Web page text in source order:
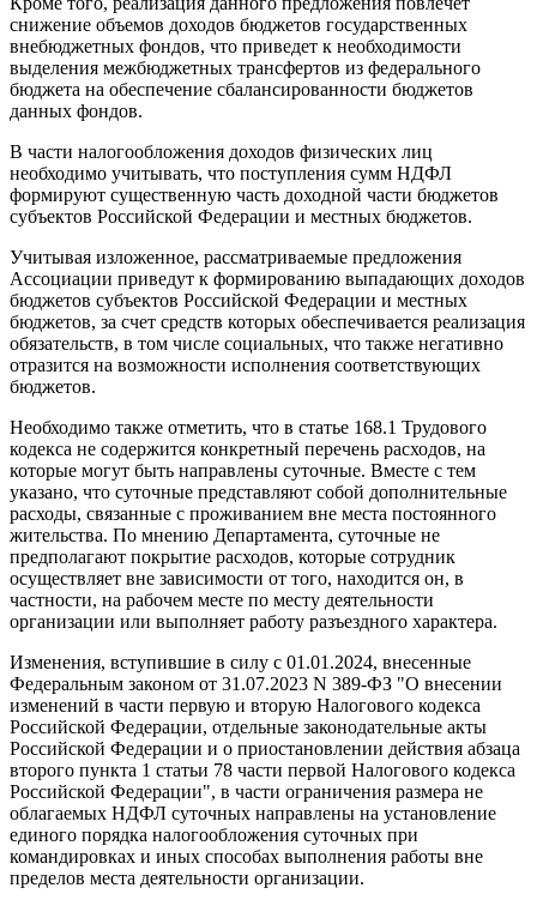
снижение объемов доходов бюджетов государственных
внебюджетных фондов, что приведет к необходимости
выделения межбюджетных трансфертов из федерального
бюджета на обеспечение сбалансированности бюджетов
данных фондов.
В части налогообложения доходов физических лиц
необходимо учитывать, что поступления сумм НДФЛ
формируют существенную часть доходной части бюджетов
субъектов Российской Федерации и местных бюджетов.
Учитывая изложенное, рассматриваемые предложения
Ассоциации приведут к формированию выпадающих доходов
бюджетов субъектов Российской Федерации и местных
бюджетов, за счет средств которых обеспечивается реализация
обязательств, в том числе социальных, что также негативно
отразится на возможности исполнения соответствующих
бюджетов.
Необходимо также отметить, что в статье 168.1 Трудового
кодекса не содержится конкретный перечень расходов, на
которые могут быть направлены суточные. Вместе с тем
указано, что суточные представляют собой дополнительные
расходы, связанные с проживанием вне места постоянного
жительства. По мнению Департамента, суточные не
предполагают покрытие расходов, которые сотрудник
осуществляет вне зависимости от того, находится он, в
частности, на рабочем месте по месту деятельности
организации или выполняет работу разъездного характера.
Изменения, вступившие в силу с 01.01.2024, внесенные
Федеральным законом от 31.07.2023 N 389-ФЗ "О внесении
изменений в части первую и вторую Налогового кодекса
Российской Федерации, отдельные законодательные акты
Российской Федерации и о приостановлении действия абзаца
второго пункта 1 статьи 78 части первой Налогового кодекса
Российской Федерации", в части ограничения размера не
облагаемых НДФЛ суточных направлены на установление
единого порядка налогообложения суточных при
командировках и иных способах выполнения работы вне
пределов места деятельности организации.